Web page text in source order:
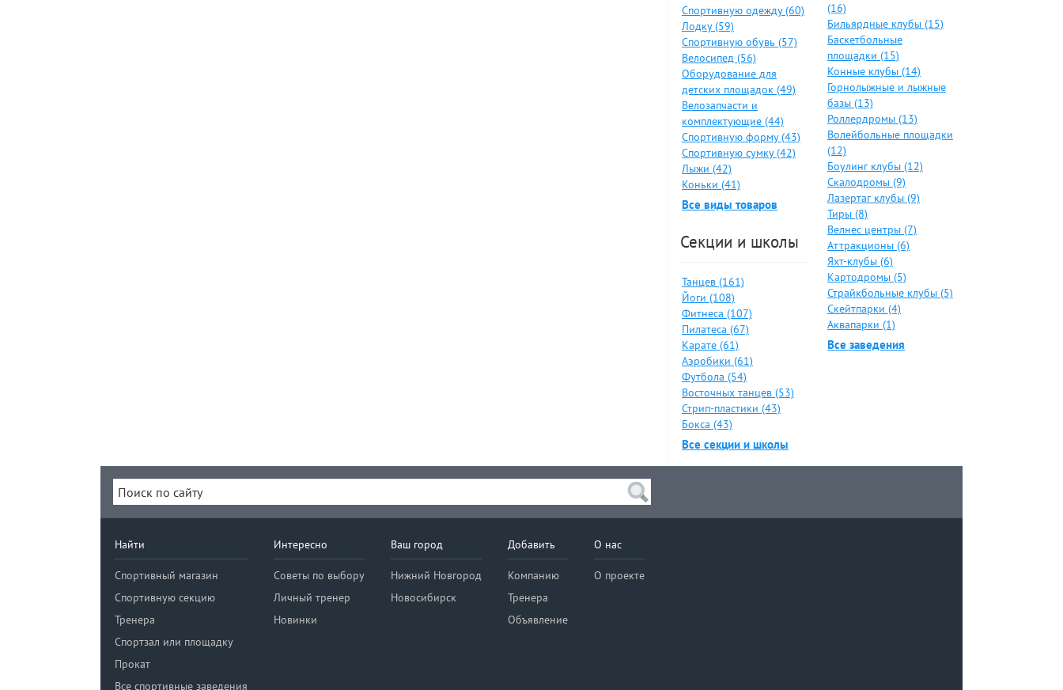
Спортивную одежду (60)
Лодку (59)
Спортивную обувь (57)
Велосипед (56)
Оборудование для
детских площадок (49)
Велозапчасти и
комплектующие (44)
Спортивную форму (43)
Спортивную сумку (42)
Лыжи (42)
Коньки (41)
Все виды товаров
Секции и школы
Танцев (161)
Йоги (108)
Фитнеса (107)
Пилатеса (67)
Карате (61)
Аэробики (61)
Футбола (54)
Восточных танцев (53)
Стрип-пластики (43)
Бокса (43)
Все секции и школы
(16)
Бильярдные клубы (15)
Баскетбольные
площадки (15)
Конные клубы (14)
Горнолыжные и лыжные
базы (13)
Роллердромы (13)
Волейбольные площадки
(12)
Боулинг клубы (12)
Скалодромы (9)
Лазертаг клубы (9)
Тиры (8)
Велнес центры (7)
Аттракционы (6)
Яхт-клубы (6)
Картодромы (5)
Страйкбольные клубы (5)
Скейтпарки (4)
Аквапарки (1)
Все заведения
Найти
Спортивный магазин
Спортивную секцию
Тренера
Спортзал или площадку
Прокат
Все спортивные заведения
Интересно
Советы по выбору
Личный тренер
Новинки
Ваш город
Нижний Новгород
Новосибирск
Добавить
Компанию
Тренера
Объявление
О нас
О проекте